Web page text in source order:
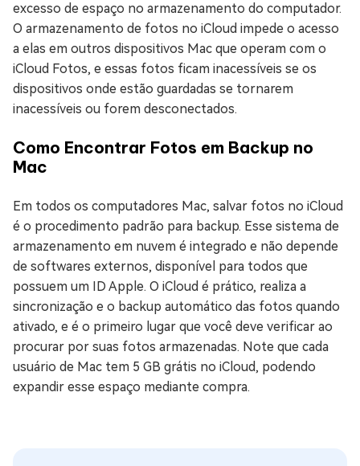
excesso de espaço no armazenamento do computador.
O armazenamento de fotos no iCloud impede o acesso
a elas em outros dispositivos Mac que operam com o
iCloud Fotos, e essas fotos ficam inacessíveis se os
dispositivos onde estão guardadas se tornarem
inacessíveis ou forem desconectados.
Como Encontrar Fotos em Backup no
Mac
Em todos os computadores Mac, salvar fotos no iCloud
é o procedimento padrão para backup. Esse sistema de
armazenamento em nuvem é integrado e não depende
de softwares externos, disponível para todos que
possuem um ID Apple. O iCloud é prático, realiza a
sincronização e o backup automático das fotos quando
ativado, e é o primeiro lugar que você deve verificar ao
procurar por suas fotos armazenadas. Note que cada
usuário de Mac tem 5 GB grátis no iCloud, podendo
expandir esse espaço mediante compra.